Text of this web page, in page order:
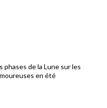
phases de la Lune sur les
en été